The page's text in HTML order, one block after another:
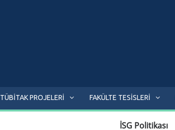
TÜBİTAK PROJELERİ FAKÜLTE TESİSLERİ
İSG Politikası